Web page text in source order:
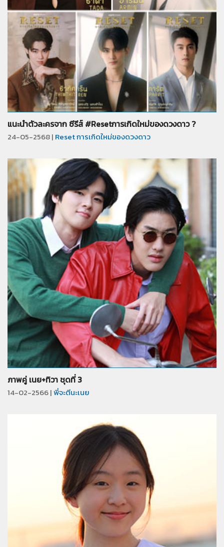
จำนวน15รูป
แนะนำตัวละครจาก ซีรีส์ #Resetการเกิดใหม่ของดวงดาว ?
24-05-2568 | Reset การเกิดใหม่ของดวงดาว
ภาพคู่ เนย+ทิวา ชุดที่ 3
14-02-2566 |พี่จะตีนะเนย